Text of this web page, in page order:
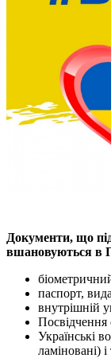
Документи, що
вшановуються в
паспорт,
внутрішній
Посвідчення
Українські
ламіновані) і